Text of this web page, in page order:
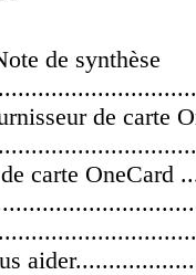
de synthèse
de carte
carte OneCard